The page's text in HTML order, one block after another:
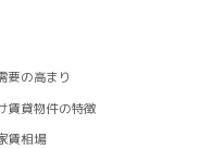
要の高まり
賃貸物件の特徴
賃相場